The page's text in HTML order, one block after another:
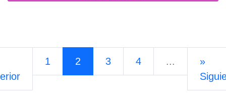
1 2 3 4 ...
»